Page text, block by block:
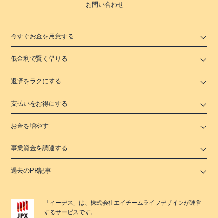
お問い合わせ
今すぐお金を用意する
低金利で賢く借りる
返済をラクにする
支払いをお得にする
お金を増やす
事業資金を調達する
過去のPR記事
「 イーデス 」は、株式会社エイチームライフデザインが運営
するサービスです。